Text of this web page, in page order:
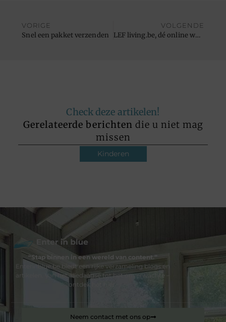
VORIGE
Snel een pakket verzenden
VOLGENDE
LEF living.be, dé online woonwinkel
Check deze artikelen!
Gerelateerde berichten die u niet mag
missen
Kinderen
“Stap binnen in een wereld van content.”
Enterinblue.be biedt een rijke verzameling blogs en
artikelen. Van het alledaagse tot het onverwachte –
ontdek het hier.
Neem contact met ons op